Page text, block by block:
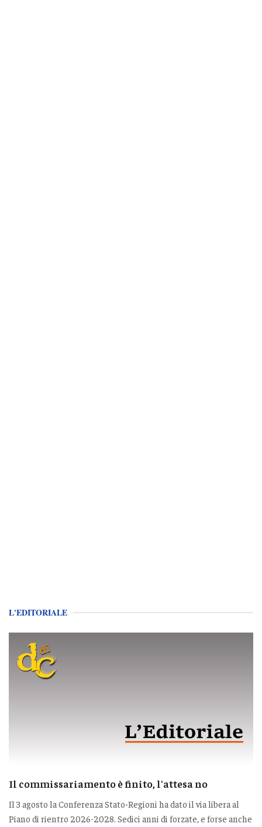
L'EDITORIALE
Il commissariamento è finito, l'attesa no
Il 3 agosto la Conferenza Stato-Regioni ha dato il via libera al
Piano di rientro 2026-2028. Sedici anni di forzate, e forse anche